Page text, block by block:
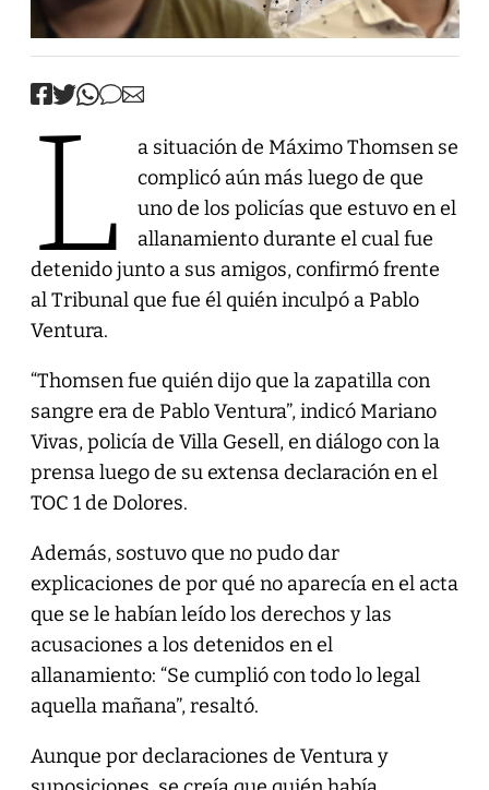
L
a situación de Máximo Thomsen se
complicó aún más luego de que
uno de los policías que estuvo en el
allanamiento durante el cual fue
detenido junto a sus amigos, confirmó frente
al Tribunal que fue él quién inculpó a Pablo
Ventura.
“Thomsen fue quién dijo que la zapatilla con
sangre era de Pablo Ventura”, indicó Mariano
Vivas, policía de Villa Gesell, en diálogo con la
prensa luego de su extensa declaración en el
TOC 1 de Dolores.
Además, sostuvo que no pudo dar
explicaciones de por qué no aparecía en el acta
que se le habían leído los derechos y las
acusaciones a los detenidos en el
allanamiento: “Se cumplió con todo lo legal
aquella mañana”, resaltó.
Aunque por declaraciones de Ventura y